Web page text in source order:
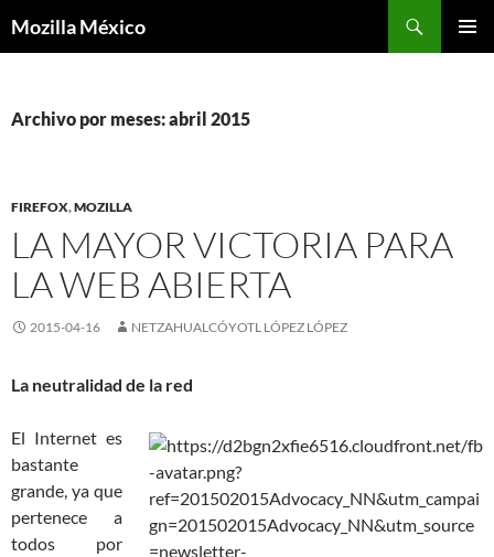
Mozilla México
Archivo por meses: abril 2015
FIREFOX,MOZILLA
LA MAYOR VICTORIA PARA
LA WEB ABIERTA
2015-04-16 NETZAHUALCÓYOTL LÓPEZ LÓPEZ
La neutralidad de la red
El Internet es
bastante
grande, ya que
pertenece a
todos por